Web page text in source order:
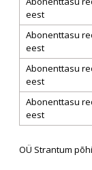
eest
Abonenttasu
eest
Abonenttasu
eest
Abonenttasu
eest
OÜ Strantum